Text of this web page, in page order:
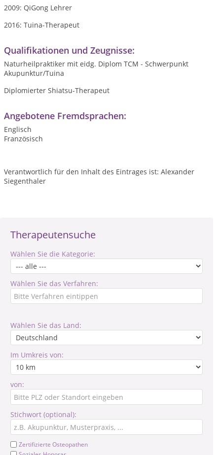
Therapeutensuche
Wählen Sie die Kategorie:
Wählen Sie das Verfahren:
Wählen Sie das Land:
Im Umkreis von:
von:
Stichwort (optional):
Zertifizierte Osteopathen
2009: QiGong Lehrer
2016: Tuina-Therapeut
Qualifikationen und Zeugnisse:
Naturheilpraktiker mit eidg. Diplom TCM - Schwerpunkt
Akupunktur/Tuina
Diplomierter Shiatsu-Therapeut
Angebotene Fremdsprachen:
Englisch
Französisch
Verantwortlich für den Inhalt des Eintrages ist: Alexander
Siegenthaler